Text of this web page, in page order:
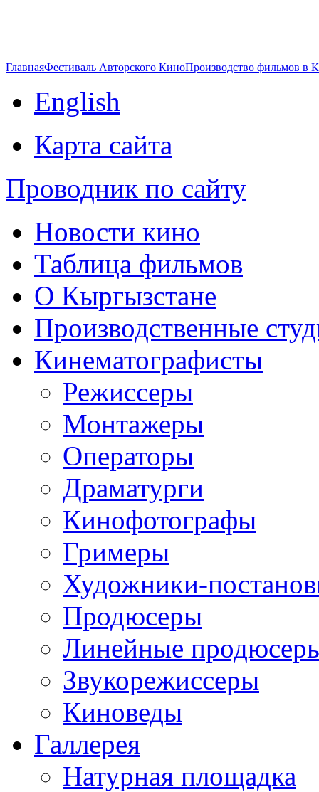
ГлавнаяФестиваль Авторского КиноПроизводство фильмов в
English
Карта сайта
Проводник по сайту
Новости кино
Таблица фильмов
О Кыргызстане
Производственные
Кинематографисты
Режиссеры
Монтажеры
Операторы
Драматурги
Кинофотографы
Гримеры
Художники-
Продюсеры
Линейные
Звукорежиссеры
Киноведы
Галлерея
Натурная площадка